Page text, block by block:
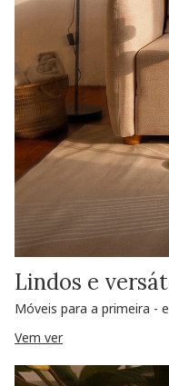
Lindos e
Móveis para a primeira -
Vem ver